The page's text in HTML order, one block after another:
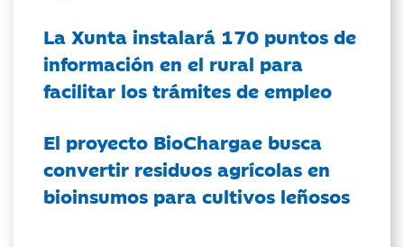
La Xunta instalará 170 puntos de
información en el rural para
facilitar los trámites de empleo
El proyecto BioChargae busca
convertir residuos agrícolas en
bioinsumos para cultivos leñosos